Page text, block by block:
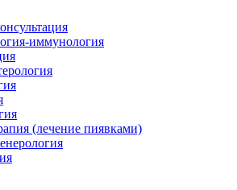
иммунология
(лечение пиявками)